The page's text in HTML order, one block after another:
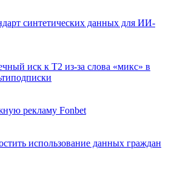
синтетических данных для ИИ-
иск к Т2 из-за слова «микс» в
рекламу Fonbet
использование данных граждан